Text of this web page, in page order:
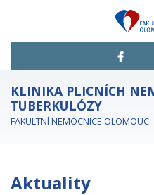
KLINIKA PLICNÍCH
TUBERKULÓZY
FAKULTNÍ NEMOCNICE OLOMOUC
PRO PACIENTY
Aktuality